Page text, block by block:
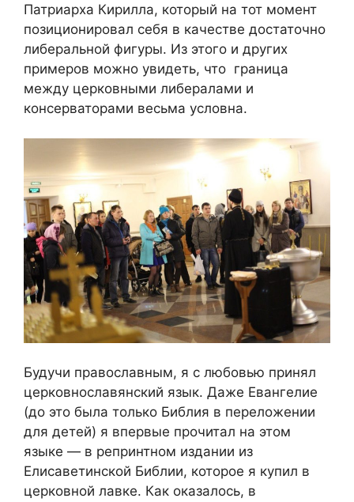
Патриарха Кирилла, который на тот момент
позиционировал себя в качестве достаточно
либеральной фигуры. Из этого и других
примеров можно увидеть, что граница
между церковными либералами и
консерваторами весьма условна.
Будучи православным, я с любовью принял
церковнославянский язык. Даже Евангелие
(до это была только Библия в переложении
для детей) я впервые прочитал на этом
языке — в репринтном издании из
Елисаветинской Библии, которое я купил в
церковной лавке. Как оказалось, в